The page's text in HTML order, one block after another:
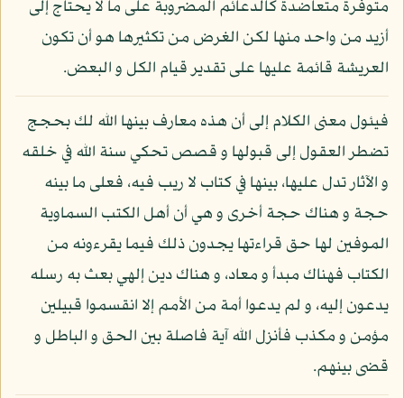
متوفرة متعاضدة كالدعائم المضروبة على ما لا يحتاج إلى
أزيد من واحد منها لكن الغرض من تكثيرها هو أن تكون
العريشة قائمة عليها على تقدير قيام الكل و البعض.
فيئول معنى الكلام إلى أن هذه معارف بينها الله لك بحجج
تضطر العقول إلى قبولها و قصص تحكي سنة الله في خلقه
و الآثار تدل عليها، بينها في كتاب لا ريب فيه، فعلى ما بينه
حجة و هناك حجة أخرى و هي أن أهل الكتب السماوية
الموفين لها حق قراءتها يجدون ذلك فيما يقرءونه من
الكتاب فهناك مبدأ و معاد، و هناك دين إلهي بعث به رسله
يدعون إليه، و لم يدعوا أمة من الأمم إلا انقسموا قبيلين
مؤمن و مكذب فأنزل الله آية فاصلة بين الحق و الباطل و
قضى بينهم.